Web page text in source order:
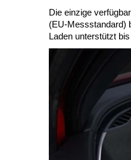
Die einzige
(EU-Messstandard)
Laden unterstützt